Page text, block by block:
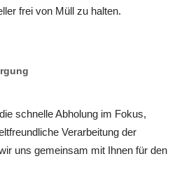
frei von Müll zu halten.
schnelle Abholung im Fokus,
Verarbeitung der
uns gemeinsam mit Ihnen für den